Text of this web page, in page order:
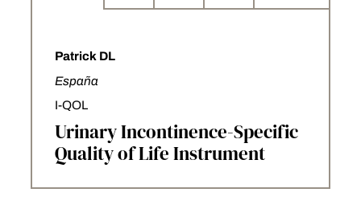
Patrick DL
España
I-QOL
Urinary Incontinence-Specific
Quality of Life Instrument